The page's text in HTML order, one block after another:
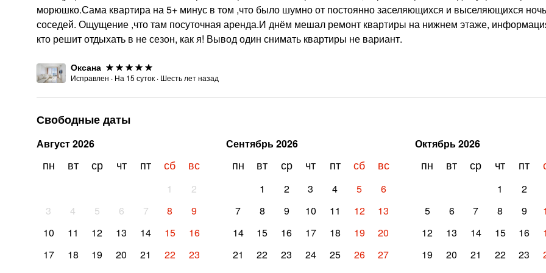
Свободные даты
Август2026
пн вт ср чт пт сб вс
1
2
3
4 5 6 7 8
9
10
11 12 13 14 15
16
17
18 19 20 21 22
23
Сентябрь2026
пн вт ср чт пт сб вс
1 2 3 4 5
6
7
8 9 10 11 12
13
14
15 16 17 18 19
20
21
22 23 24 25 26
27
Октябрь2026
пн вт ср чт пт
1 2
5
6 7 8 9
12
13 14 15 16
19
20 21 22 23
морюшко.Сама квартира на 5+ минус в том ,что было шумно от постоянно заселяющихся и выселяющихся
соседей. Ощущение ,что там посуточная аренда.И днём мешал ремонт квартиры на нижнем этаже,
кто решит отдыхать в не сезон, как я! Вывод один снимать квартиры не вариант.
Оксана
Исправлен · На 15 суток · Шесть лет назад